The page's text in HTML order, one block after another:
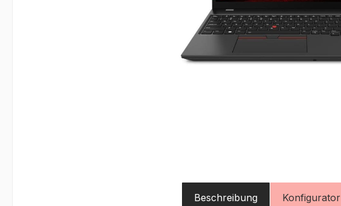
Beschreibung Konfigurator